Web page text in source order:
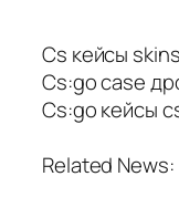
Cs кейсы
Cs:go case
Cs:go кейсы
Related News: